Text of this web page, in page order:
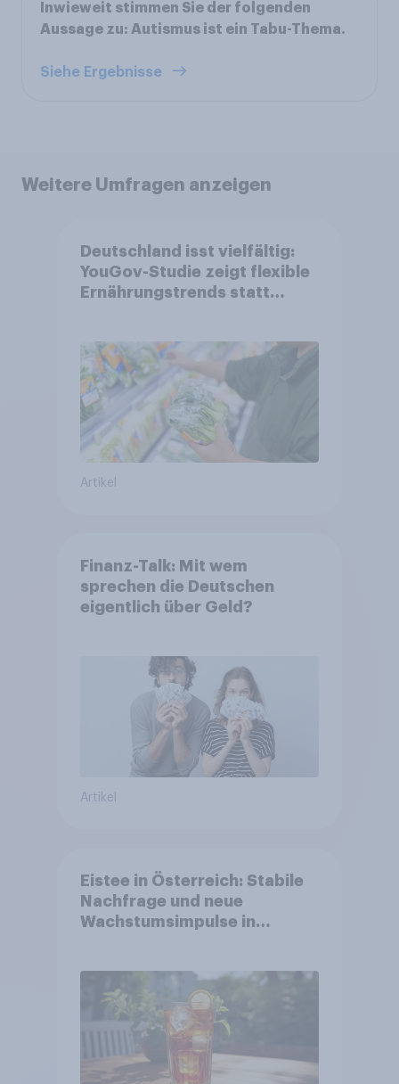
Inwieweit stimmen Sie der folgenden
Aussage zu: Autismus ist ein Tabu-Thema.
Siehe Ergebnisse
Weitere Umfragen anzeigen
Deutschland isst vielfältig:
YouGov-Studie zeigt flexible
Ernährungstrends statt
Artikel
Finanz-Talk: Mit wem
sprechen die Deutschen
eigentlich über Geld?
Artikel
Eistee in Österreich: Stabile
Nachfrage und neue
Wachstumsimpulse in